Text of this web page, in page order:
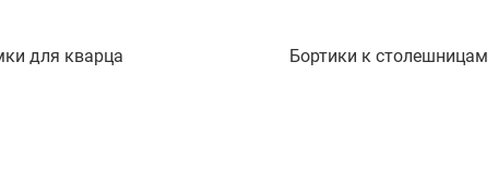
для кварца Бортики к столешницам